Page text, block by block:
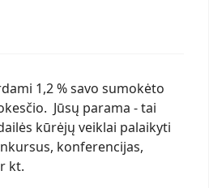
1,2 % savo sumokėto
Jūsų parama - tai
kūrėjų veiklai palaikyti
konferencijas,
kt.